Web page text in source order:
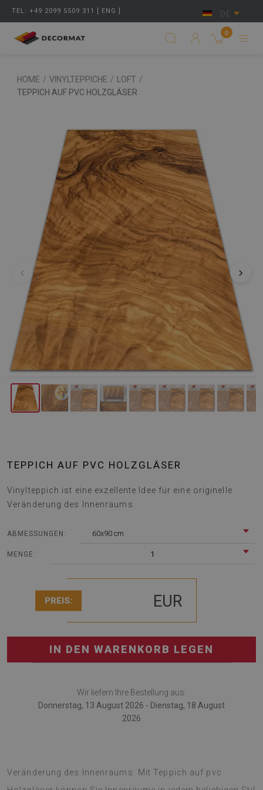
TEL: +49 2099 5509 311 [ ENG ] DE
0
HOME / VINYLTEPPICHE / LOFT /
TEPPICH AUF PVC HOLZGLÄSER
‹ ›
TEPPICH AUF PVC HOLZGLÄSER
Vinylteppich ist eine exzellente Idee für eine originelle
Veränderung des Innenraums.
ABMESSUNGEN: 60x90 cm
MENGE: 1
PREIS: EUR
IN DEN WARENKORB LEGEN
Wir liefern Ihre Bestellung aus:
Donnerstag, 13 August 2026 - Dienstag, 18 August
2026
Veränderung des Innenraums. Mit Teppich auf pvc